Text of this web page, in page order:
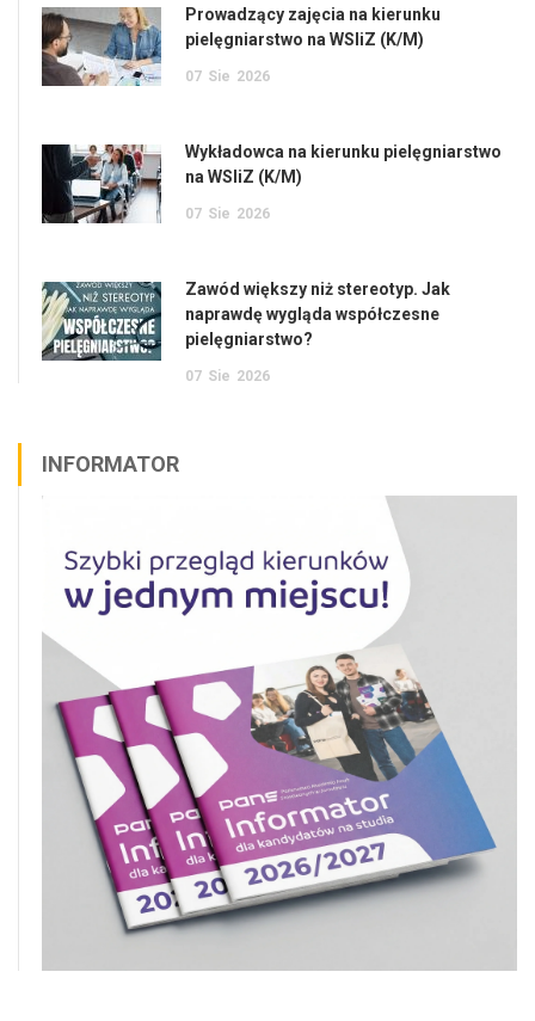
Prowadzący zajęcia na kierunku
pielęgniarstwo na WSIiZ (K/M)
07 Sie 2026
Wykładowca na kierunku pielęgniarstwo
na WSIiZ (K/M)
07 Sie 2026
Zawód większy niż stereotyp. Jak
naprawdę wygląda współczesne
pielęgniarstwo?
07 Sie 2026
INFORMATOR